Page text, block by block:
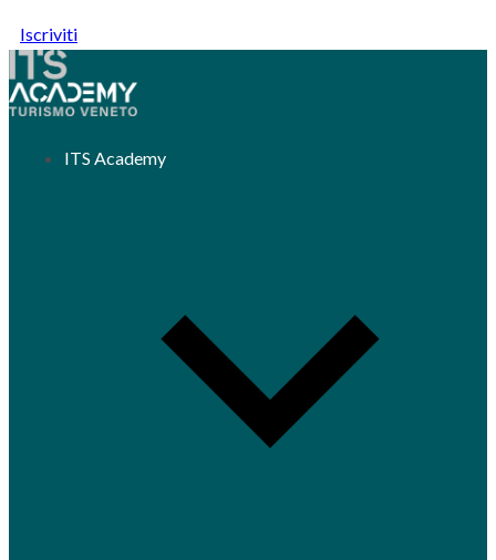
Iscriviti
ITS Academy